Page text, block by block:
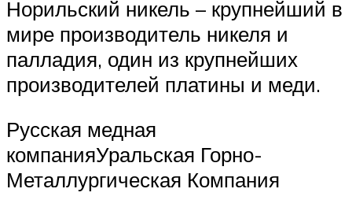
Норильский никель – крупнейший в
мире производитель никеля и
палладия, один из крупнейших
производителей платины и меди.
Русская медная
компанияУральская Горно-
Металлургическая Компания